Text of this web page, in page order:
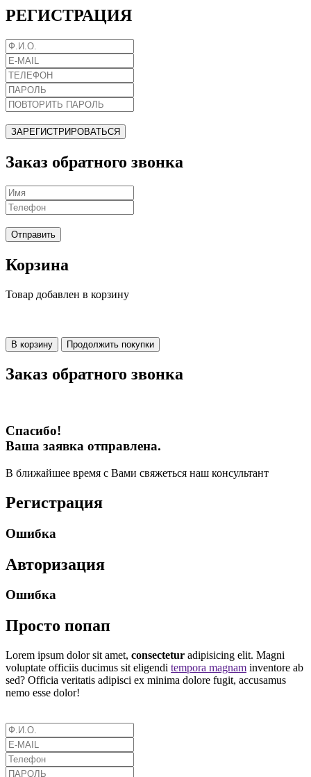
РЕГИСТРАЦИЯ
ЗАРЕГИСТРИРОВАТЬСЯ
Заказ обратного звонка
Отправить
Корзина
Товар добавлен в корзину
В корзину Продолжить покупки
Заказ обратного звонка
Спасибо!
Ваша заявка отправлена.
В ближайшее время с Вами свяжеться наш консультант
Регистрация
Ошибка
Авторизация
Ошибка
Просто попап
Lorem ipsum dolor sit amet, consectetur adipisicing elit. Magni
voluptate officiis ducimus sit eligendi tempora magnam inventore ab
sed? Officia veritatis adipisci ex minima dolore fugit, accusamus
nemo esse dolor!